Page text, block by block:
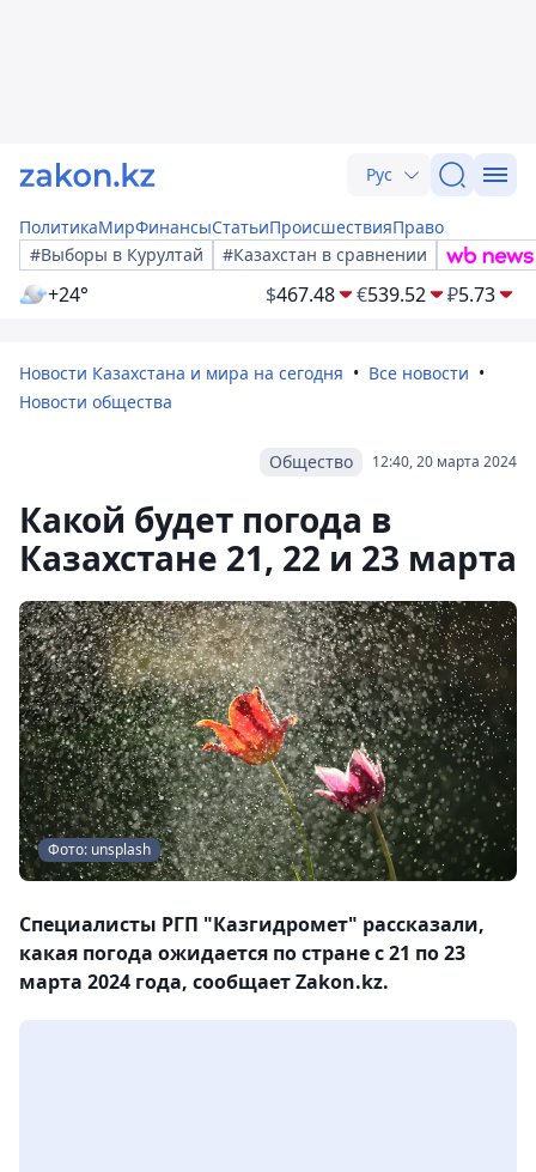
Рус
ПолитикаМирФинансыСтатьиПроисшествияПраво
#Выборы в Курултай
#Казахстан в сравнении
+24° $467.48 €539.52 ₽5.73
Новости Казахстана и мира на сегодня
Все новости
Новости общества
12:40, 20 марта 2024
Общество
Какой будет погода в
Казахстане 21, 22 и 23 марта
Фото: unsplash
Специалисты РГП "Казгидромет" рассказали,
какая погода ожидается по стране с 21 по 23
марта 2024 года, сообщает Zakon.kz.